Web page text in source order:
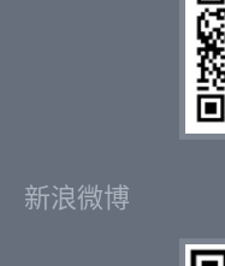
新浪微博